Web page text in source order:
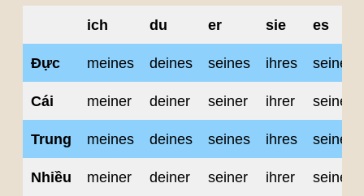
ich du er sie es
Đực meines deines seines ihres seines
Cái meiner deiner seiner ihrer seiner
Trung meines deines seines ihres seines
Nhiều meiner deiner seiner ihrer seiner